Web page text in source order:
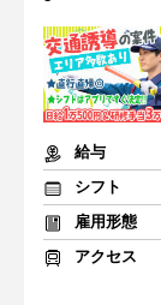
給与
シフト
雇用形態
アクセス